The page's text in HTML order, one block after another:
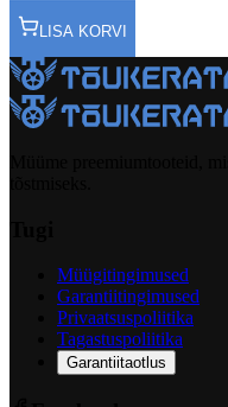
LISA KORVI
Müügitingimused
Garantiitingimused
Privaatsuspoliitika
Tagastuspoliitika
Garantiitaotlus